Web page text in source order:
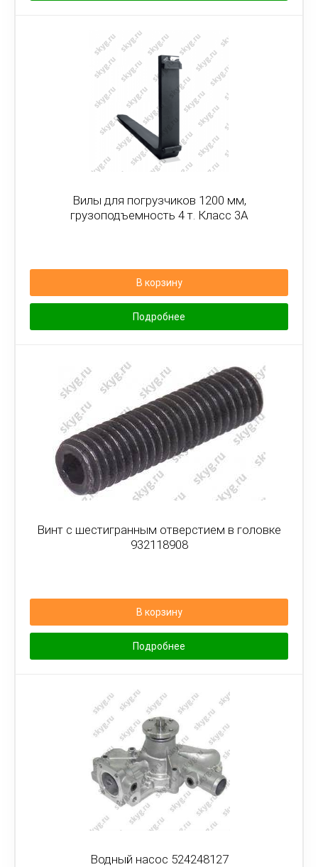
Вилы для погрузчиков 1200 мм,
грузоподъемность 4 т. Класс 3А
В корзину
Подробнее
Винт с шестигранным отверстием в головке
932118908
В корзину
Подробнее
Водный насос 524248127